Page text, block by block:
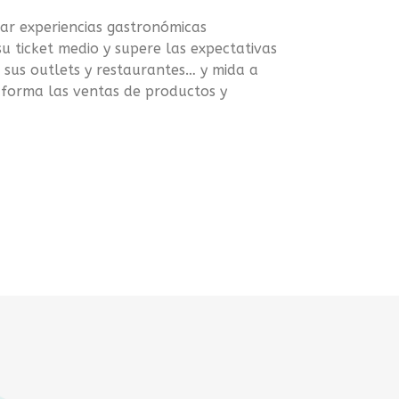
experiencias gastronómicas
ticket medio y supere las expectativas
sus outlets y restaurantes… y mida a
las ventas de productos y